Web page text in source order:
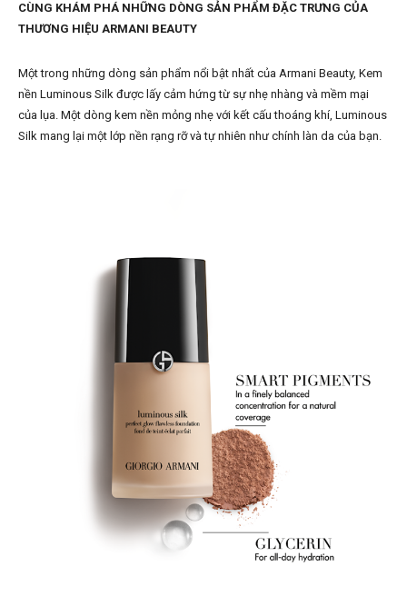
CÙNG KHÁM PHÁ NHỮNG DÒNG SẢN PHẨM ĐẶC TRƯNG CỦA
THƯƠNG HIỆU ARMANI BEAUTY
Một trong những dòng sản phẩm nổi bật nhất của Armani Beauty, Kem
nền Luminous Silk được lấy cảm hứng từ sự nhẹ nhàng và mềm mại
của lụa. Một dòng kem nền mỏng nhẹ với kết cấu thoáng khí, Luminous
Silk mang lại một lớp nền rạng rỡ và tự nhiên như chính làn da của bạn.